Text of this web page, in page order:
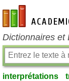
fr-academic.com
Dictionnaires et
interprétations